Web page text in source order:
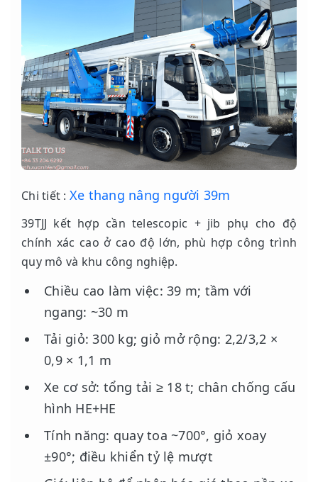
Chi tiết : Xe thang nâng người 39m
39TJJ kết hợp cần telescopic + jib phụ cho độ
chính xác cao ở cao độ lớn, phù hợp công trình
quy mô và khu công nghiệp.
Chiều cao làm việc: 39 m; tầm với
ngang: ~30 m
Tải giỏ: 300 kg; giỏ mở rộng: 2,2/3,2 ×
0,9 × 1,1 m
Xe cơ sở: tổng tải ≥ 18 t; chân chống cấu
hình HE+HE
Tính năng: quay toa ~700°, giỏ xoay
±90°; điều khiển tỷ lệ mượt